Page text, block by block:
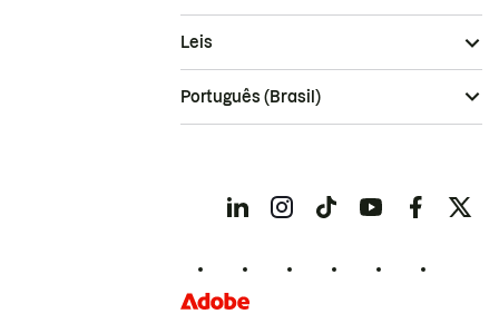
Leis
Português (Brasil)